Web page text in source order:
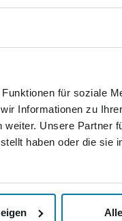
für soziale
Informationen zu
Unsere Partner
haben oder die sie
Sie
Wenn Sie
Nordkurier
lassen
>Kontakt